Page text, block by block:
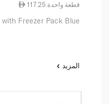
117.25 قطعة واحدة
Freezer Pack Blue
المزيد